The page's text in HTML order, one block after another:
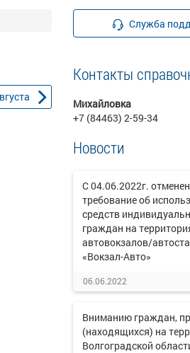
Служба
Контакты
Михайловка
+7 (84463) 2-59-34
Новости
С 04.06.2022г.
требование об
средств
граждан на
автовокзалов/
«Вокзал-Авто»
06.06.2022
Вниманию граждан,
(находящихся) на
Волгоградской